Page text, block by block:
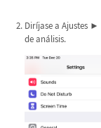
Diríjase a Ajustes
de análisis.